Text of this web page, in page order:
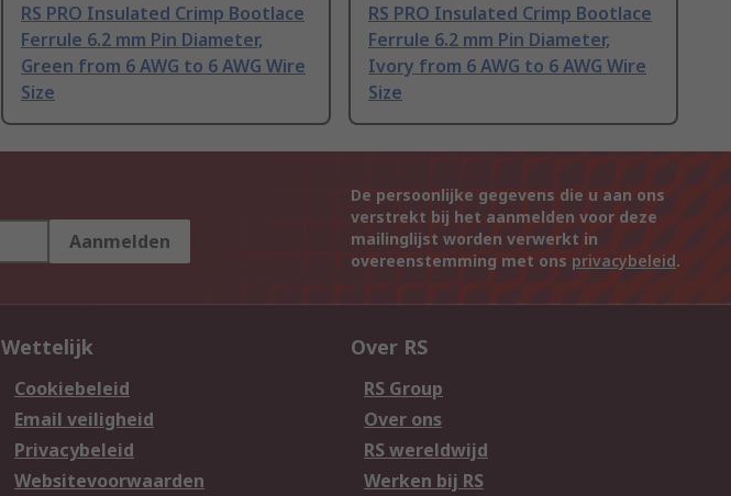
RS PRO Insulated Crimp Bootlace
Ferrule 6.2 mm Pin Diameter,
Green from 6 AWG to 6 AWG Wire
Size
RS PRO Insulated Crimp Bootlace
Ferrule 6.2 mm Pin Diameter,
Ivory from 6 AWG to 6 AWG Wire
Size
Aanmelden
De persoonlijke gegevens die u aan ons
verstrekt bij het aanmelden voor deze
mailinglijst worden verwerkt in
overeenstemming met ons privacybeleid.
Wettelijk
Cookiebeleid
Email veiligheid
Privacybeleid
Websitevoorwaarden
Over RS
RS Group
Over ons
RS wereldwijd
Werken bij RS